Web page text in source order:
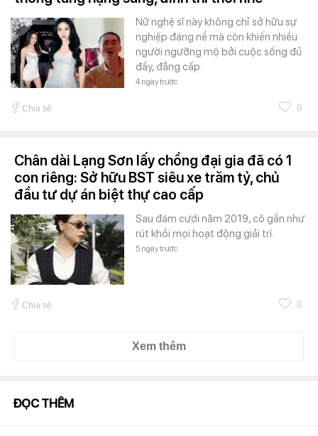
Nữ nghệ sĩ này không chỉ sở hữu sự
nghiệp đáng nể mà còn khiến nhiều
người ngưỡng mộ bởi cuộc sống đủ
đầy, đẳng cấp.
4 ngày trước
Chia sẻ 0
Chân dài Lạng Sơn lấy chồng đại gia đã có 1
con riêng: Sở hữu BST siêu xe trăm tỷ, chủ
đầu tư dự án biệt thự cao cấp
Sau đám cưới năm 2019, cô gần như
rút khỏi mọi hoạt động giải trí.
5 ngày trước
Chia sẻ 0
Xem thêm
ĐỌC THÊM